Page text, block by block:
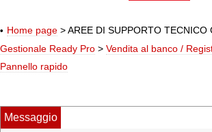
Home page > AREE DI SUPPORTO TECNICO
Gestionale Ready Pro > Vendita al banco /
Pannello rapido
Messaggio